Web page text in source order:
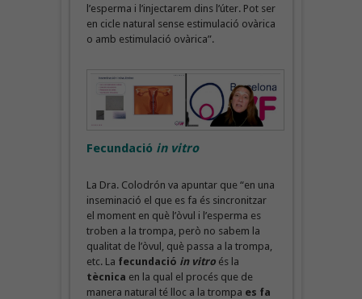
l’esperma i l’injectarem dins l’úter. Pot ser
en cicle natural sense estimulació ovàrica
o amb estimulació ovàrica”.
Fecundació in vitro
La Dra. Colodrón va apuntar que “en una
inseminació el que es fa és sincronitzar
el moment en què l’òvul i l’esperma es
troben a la trompa, però no sabem la
qualitat de l’òvul, què passa a la trompa,
etc. La fecundació in vitroés la
tècnica en la qual el procés que de
manera natural té lloc a la trompa es fa